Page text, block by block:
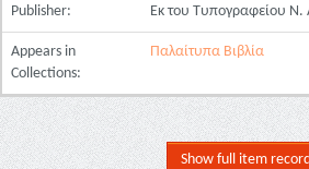
Publisher: Εκ του Τυπογραφείου Ν.
Appears in
Collections:
Παλαίτυπα Βιβλία
Show full item